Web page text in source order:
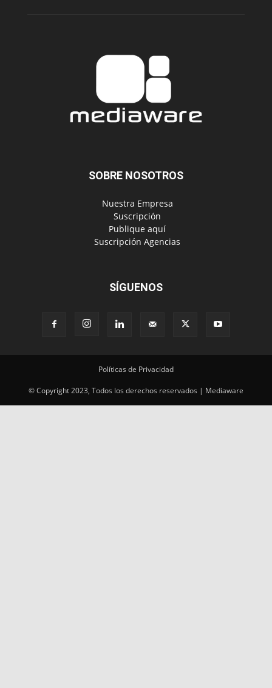
SOBRE NOSOTROS
‎ Nuestra Empresa
‎ Suscripción
‎ Publique aquí
‎ Suscripción Agencias
SÍGUENOS
Políticas de Privacidad
© Copyright 2023, Todos los derechos reservados | Mediaware